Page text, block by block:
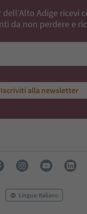
Adige ricevi
da non perdere e
Iscriviti alla newsletter
Lingua: Italiano